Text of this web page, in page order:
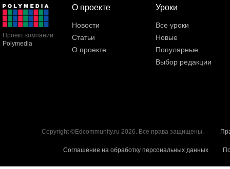
Проект компании
Polymedia
О проекте
Новости
Статьи
О проекте
Уроки
Все уроки
Новые
Популярные
Выбор редакции
Copyright ©Edcommunity.ru 2026. Все права защищены.
Соглашение на обработку персональных данных